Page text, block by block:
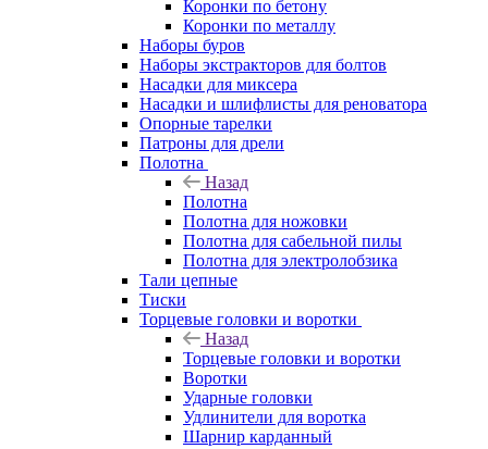
Коронки по бетону
Коронки по металлу
Наборы буров
Наборы экстракторов для болтов
Насадки для миксера
Насадки и шлифлисты для реноватора
Опорные тарелки
Патроны для дрели
Полотна
Назад
Полотна
Полотна для ножовки
Полотна для сабельной пилы
Полотна для электролобзика
Тали цепные
Тиски
Торцевые головки и воротки
Назад
Торцевые головки и воротки
Воротки
Ударные головки
Удлинители для воротка
Шарнир карданный